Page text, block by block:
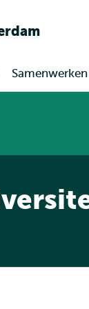
Samenwerken